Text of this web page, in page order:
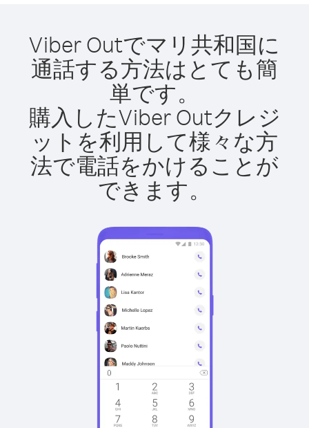
Viber Outでマリ共和国に
通話する方法はとても簡
単です。
購入したViber Outクレジ
ットを利用して様々な方
法で電話をかけることが
できます。